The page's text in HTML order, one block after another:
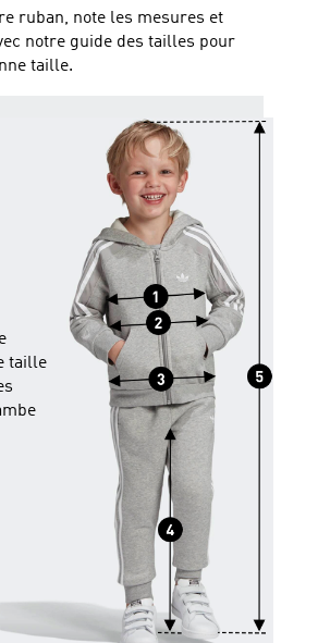
ruban, note les mesures et
notre guide des tailles pour
taille.
taille